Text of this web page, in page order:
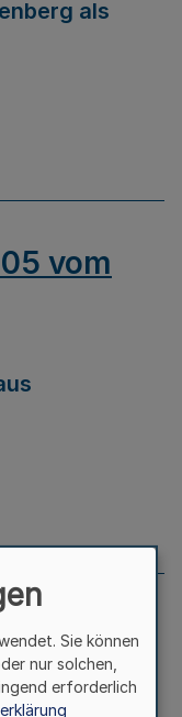
als
vom
vom
Sie können
nur solchen,
erforderlich